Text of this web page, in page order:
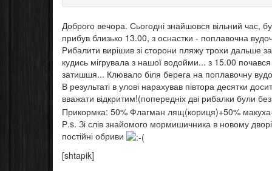
Доброго вечора. Сьогодні знайшовся вільний час,
прибув близько 13.00, з оснастки - поплавочна
Рибалити вирішив зі сторони пляжу трохи
кудись мігрувала з нашої водойми... з 15.00
затишшя... Клювало біля берега на поплавочну
В результаті в улові нарахував півтора десятки
вважати відкритим!(попередніх дві рибалки були
Прикормка: 50% Флагман лящ(кориця)+50%
Р.s. Зі слів знайомого мормишичника в новому
постійні обриви
[shtapik]